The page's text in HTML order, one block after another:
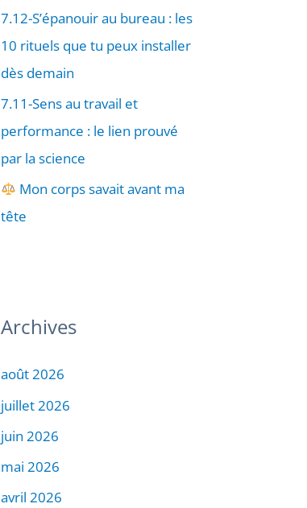
7.12-S’épanouir au bureau : les
10 rituels que tu peux installer
dès demain
7.11-Sens au travail et
performance : le lien prouvé
par la science
Mon corps savait avant ma
tête
Archives
août 2026
juillet 2026
juin 2026
mai 2026
avril 2026